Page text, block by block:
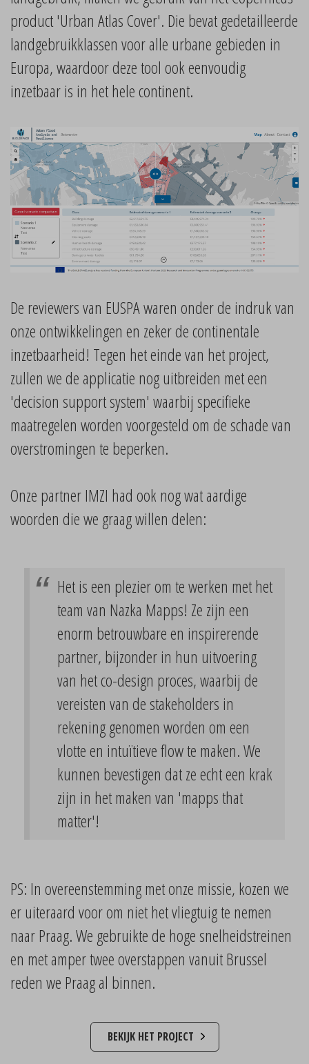
product 'Urban Atlas Cover'. Die bevat gedetailleerde
landgebruikklassen voor alle urbane gebieden in
Europa, waardoor deze tool ook eenvoudig
inzetbaar is in het hele continent.
De reviewers van EUSPA waren onder de indruk van
onze ontwikkelingen en zeker de continentale
inzetbaarheid! Tegen het einde van het project,
zullen we de applicatie nog uitbreiden met een
'decision support system' waarbij specifieke
maatregelen worden voorgesteld om de schade van
overstromingen te beperken.
Onze partner IMZI had ook nog wat aardige
woorden die we graag willen delen:
Het is een plezier om te werken met het
team van Nazka Mapps! Ze zijn een
enorm betrouwbare en inspirerende
partner, bijzonder in hun uitvoering
van het co-design proces, waarbij de
vereisten van de stakeholders in
rekening genomen worden om een
vlotte en intuïtieve flow te maken. We
kunnen bevestigen dat ze echt een krak
zijn in het maken van 'mapps that
matter'!
PS: In overeenstemming met onze missie, kozen we
er uiteraard voor om niet het vliegtuig te nemen
naar Praag. We gebruikte de hoge snelheidstreinen
en met amper twee overstappen vanuit Brussel
reden we Praag al binnen.
BEKIJK HET PROJECT